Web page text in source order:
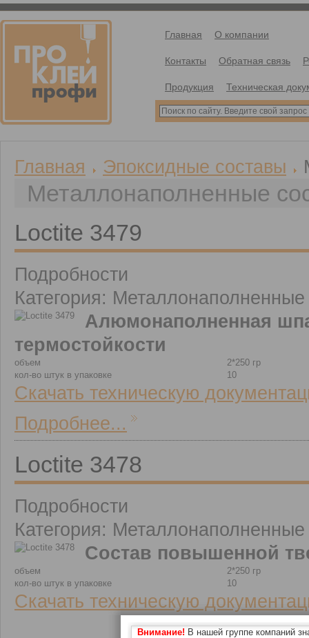
Главная О компании
Контакты Обратная связь
Продукция Техническая
Главная Эпоксидные составы
Металлонаполненные
Loctite 3479
Подробности
Категория:
Алюмонаполненная
термостойкости
объем
2*250 гр
кол-во штук в упаковке
10
Скачать техническую
Подробнее...
Loctite 3478
Подробности
Категория:
Состав повышенной
объем
2*250 гр
кол-во штук в упаковке
10
Скачать техническую
Внимание! В нашей группе компаний